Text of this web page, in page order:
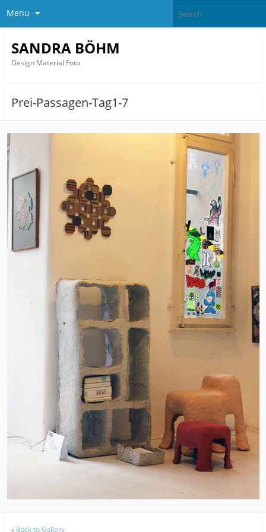
Menu
SANDRA BÖHM
Design Material Foto
Prei-Passagen-Tag1-7
« Back to Gallery